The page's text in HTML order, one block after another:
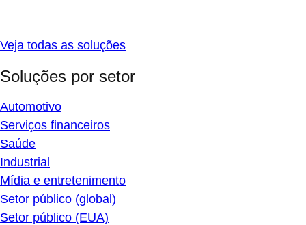
Veja todas as soluções
Soluções por setor
Automotivo
Serviços financeiros
Saúde
Industrial
Mídia e entretenimento
Setor público (global)
Setor público (EUA)